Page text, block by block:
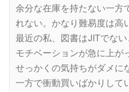
余分な在庫を持たない一方
れない。かなり難易度は高
最近の私、図書はJITでない
モチベーションが急に上が
せっかくの気持ちがダメに
一方で衝動買いばかりして